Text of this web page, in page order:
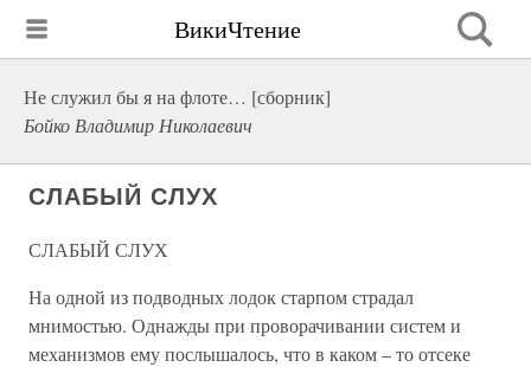
ВикиЧтение
Не служил бы я на флоте… [сборник]
Бойко Владимир Николаевич
СЛАБЫЙ СЛУХ
СЛАБЫЙ СЛУХ
На одной из подводных лодок старпом страдал
мнимостью. Однажды при проворачивании систем и
механизмов ему послышалось, что в каком – то отсеке